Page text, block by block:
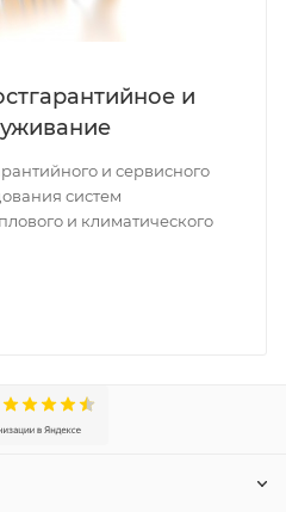
и
и сервисного
систем
и климатического